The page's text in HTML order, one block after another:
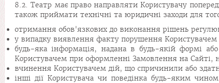
8.2. Театр має право направляти Користувачу
також приймати технічні та юридичні заходи для
отримання обов'язкових до виконання рішень
у випадку виявлення факту порушення Користувачем
будь-яка інформація, надана в будь-якій формі
Користувачем при оформленні Замовлення на Сайті,
вчинення Користувачем дій, що спричинили або
інші дії Користувача чи поведінка будь-яким